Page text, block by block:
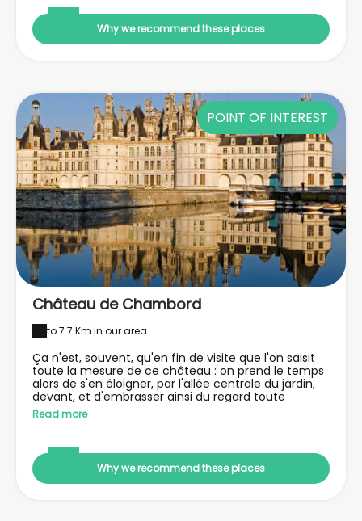
personnes 4,20 € par personne.Localisation : 25 km
au N.-E. de Blois, 45 km au S.-O. d’Orléans, par A 10
sortie « Mer-Chambord » puis D 112 et D 15 à Mer vers
Talcy.Proprietaires : Etat, centre des monuments
Why we recommend these places
POINT OF INTEREST
Château de Chambord
to 7.7 Km in our area
Ça n'est, souvent, qu'en fin de visite que l'on saisit
toute la mesure de ce château : on prend le temps
alors de s'en éloigner, par l'allée centrale du jardin,
devant, et d'embrasser ainsi du regard toute
l'originale et passionnante bâtisse. Car à l'arrivée,
l'entrée se fait par le côté, empêchant ainsi à toute
distingue alors l'aspect étrangement ramassé :
enfermé qu'il est dans une enceinte lisse et
blanche, pas tout-à-fait bien proportionné pour un
édifice réputé si élégant, et avec des murs comme
Read more
Why we recommend these places